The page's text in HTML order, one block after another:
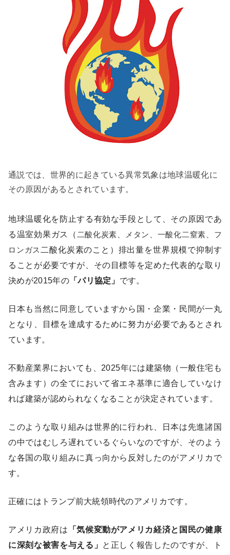
通説では、世界的に起きている異常気象は地球温暖化に
その原因があるとされています。
地球温暖化を防止する有効な手段として、その原因であ
る温室効果ガス（ 二酸化炭素、メタン、一酸化二窒素、フ
ロンガス 二酸化炭素のこと）排出量を世界規模で抑制す
ることが必要ですが、その目標等を定めた代表的な取り
決めが2015年の「パリ協定」 です。
日本も当然に同意していますから国・企業・民間が一丸
となり、目標を達成するために努力が必要であるとされ
ています。
不動産業界においても、2025年には建築物（一般住宅も
含みます）の全てにおいて省エネ基準に適合していなけ
れば建築が認められなくなることが決定されています。
このような取り組みは世界的に行われ、日本は先進諸国
の中ではむしろ遅れているぐらいなのですが、そのよう
な各国の取り組みに真っ向から反対したのがアメリカで
す。
正確にはトランプ前大統領時代のアメリカです。
アメリカ政府は 「気候変動がアメリカ経済と国民の健康
に深刻な被害を与える」 と正しく報告したのですが、ト